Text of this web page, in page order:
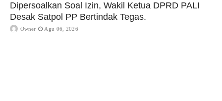
Dipersoalkan Soal Izin, Wakil Ketua DPRD PALI
Desak Satpol PP Bertindak Tegas.
Owner Agu 06, 2026